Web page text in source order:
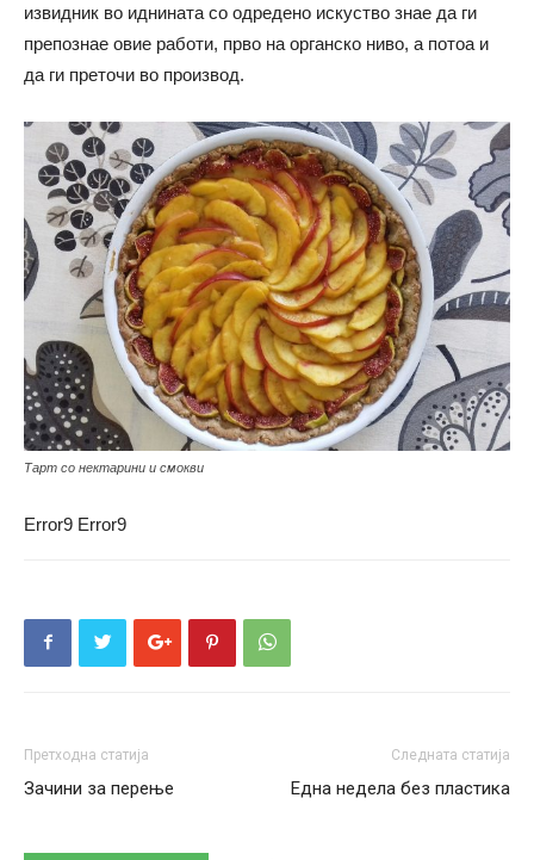
извидник во иднината со одредено искуство знае да ги
препознае овие работи, прво на органско ниво, а потоа и
да ги преточи во производ.
Тарт со нектарини и смокви
Error9 Error9
Претходна статија
Зачини за перење
Следната статија
Една недела без пластика